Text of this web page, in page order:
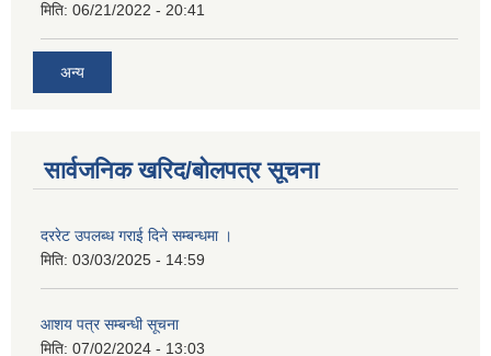
मिति: 06/21/2022 - 20:41
अन्य
सार्वजनिक खरिद/बोलपत्र सूचना
दररेट उपलब्ध गराई दिने सम्बन्धमा ।
मिति: 03/03/2025 - 14:59
आशय पत्र सम्बन्धी सूचना
मिति: 07/02/2024 - 13:03